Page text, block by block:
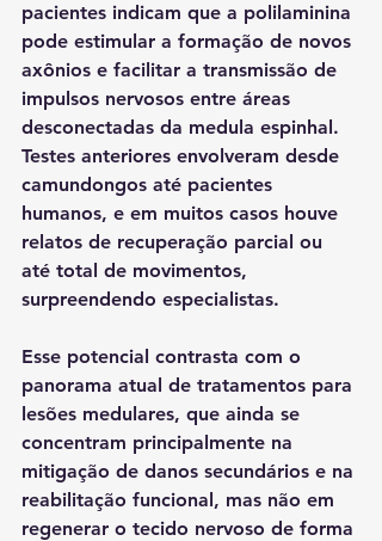
pacientes indicam que a polilaminina
pode estimular a formação de novos
axônios e facilitar a transmissão de
impulsos nervosos entre áreas
desconectadas da medula espinhal.
Testes anteriores envolveram desde
camundongos até pacientes
humanos, e em muitos casos houve
relatos de recuperação parcial ou
até total de movimentos,
surpreendendo especialistas.
Esse potencial contrasta com o
panorama atual de tratamentos para
lesões medulares, que ainda se
concentram principalmente na
mitigação de danos secundários e na
reabilitação funcional, mas não em
regenerar o tecido nervoso de forma